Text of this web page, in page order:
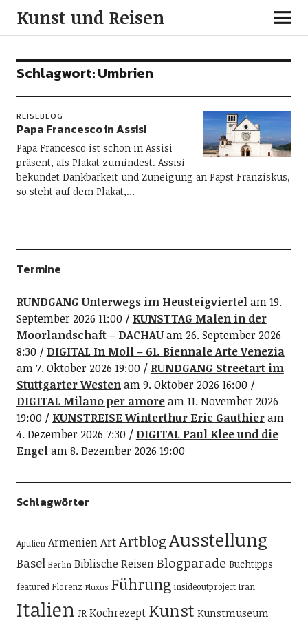
Kunst und Reisen
Schlagwort:Umbrien
REISEBLOG
Papa Francesco in Assisi
Papa Francesco ist schon in Assisi
präsent, als Plakat zumindest. Assisi
bekundet Dankbarkeit und Zuneigung an Papst Franziskus,
so steht auf dem Plakat,…
Termine
RUNDGANG Unterwegs im Heusteigviertelam 19.
September 2026 11:00
KUNSTTAG Malen in der
Moorlandschaft – DACHAUam 26. September 2026
8:30
DIGITAL In Moll – 61. Biennale Arte Venezia
am 7. Oktober 2026 19:00
RUNDGANG Streetart im
Stuttgarter Westenam 9. Oktober 2026 16:00
DIGITAL Milano per amoream 11. November 2026
19:00
KUNSTREISE Winterthur Eric Gauthieram
4. Dezember 2026 7:30
DIGITAL Paul Klee und die
Engelam 8. Dezember 2026 19:00
Schlagwörter
Apulien ArmenienArtArtblogAusstellung
Basel Berlin Biblische ReisenBlogparade Buchtipps
featured Florenz Fluxus Führung insideoutproject Iran
Italien JR Kochrezept Kunst Kunstmuseum